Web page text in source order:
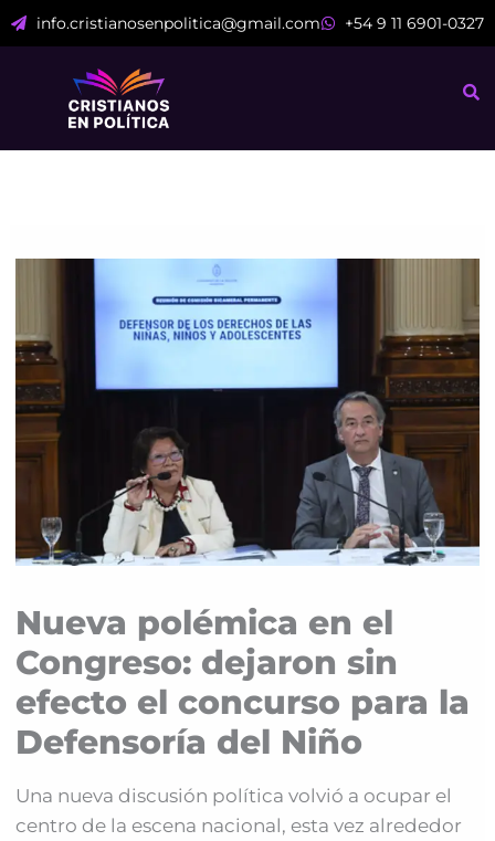
al
info.cristianosenpolitica@gmail.com +54 9 11 6901-0327
Nueva polémica en el
Congreso: dejaron sin
efecto el concurso para la
Defensoría del Niño
Una nueva discusión política volvió a ocupar el
centro de la escena nacional, esta vez alrededor